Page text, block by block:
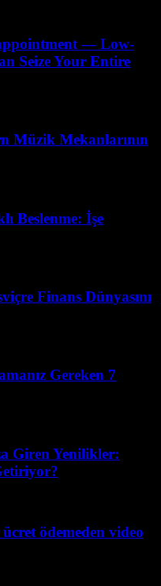
— Low-
Seize Your Entire
Müzik Mekanlarının
Beslenme: İşe
Finans Dünyasını
Gereken 7
Giren Yenilikler:
ödemeden video